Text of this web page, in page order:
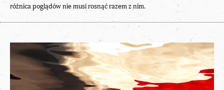
różnica poglądów nie musi rosnąć razem z nim.